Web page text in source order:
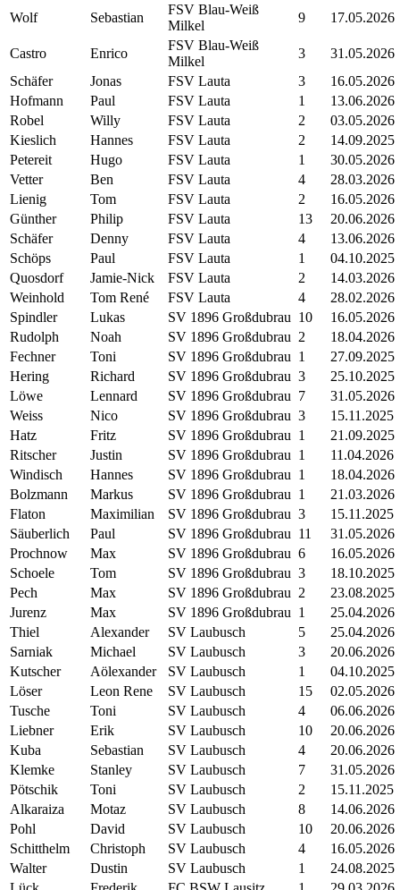
Wolf Sebastian
FSV Blau-Weiß
Milkel
9 17.05.2026
Castro Enrico
FSV Blau-Weiß
Milkel
3
31.05.2026
Schäfer
Jonas FSV Lauta 3
16.05.2026
Hofmann
Paul FSV Lauta 1
13.06.2026
Robel
Willy FSV Lauta 2
03.05.2026
Kieslich
Hannes FSV Lauta 2
14.09.2025
Petereit
Hugo FSV Lauta 1
30.05.2026
Vetter
Ben FSV Lauta 4
28.03.2026
Lienig
Tom FSV Lauta 2
16.05.2026
Günther
Philip FSV Lauta 13
20.06.2026
Schäfer
Denny FSV Lauta 4
13.06.2026
Schöps
Paul FSV Lauta 1
04.10.2025
Quosdorf
Jamie-Nick FSV Lauta 2
14.03.2026
Weinhold
Tom René FSV Lauta 4
28.02.2026
Spindler
Lukas SV 1896 Großdubrau 10
16.05.2026
Rudolph
Noah SV 1896 Großdubrau 2
18.04.2026
Fechner
Toni SV 1896 Großdubrau 1
27.09.2025
Hering
Richard SV 1896 Großdubrau 3
25.10.2025
Löwe
Lennard SV 1896 Großdubrau 7
31.05.2026
Weiss
Nico SV 1896 Großdubrau 3
15.11.2025
Hatz
Fritz SV 1896 Großdubrau 1
21.09.2025
Ritscher
Justin SV 1896 Großdubrau 1
11.04.2026
Windisch
Hannes SV 1896 Großdubrau 1
18.04.2026
Bolzmann
Markus SV 1896 Großdubrau 1
21.03.2026
Flaton
Maximilian SV 1896 Großdubrau 3
15.11.2025
Säuberlich
Paul SV 1896 Großdubrau 11
31.05.2026
Prochnow
Max SV 1896 Großdubrau 6
16.05.2026
Schoele
Tom SV 1896 Großdubrau 3
18.10.2025
Pech
Max SV 1896 Großdubrau 2
23.08.2025
Jurenz
Max SV 1896 Großdubrau 1
25.04.2026
Thiel
Alexander SV Laubusch 5
25.04.2026
Sarniak
Michael SV Laubusch 3
20.06.2026
Kutscher
Aölexander SV Laubusch 1
04.10.2025
Löser
Leon Rene SV Laubusch 15
02.05.2026
Tusche
Toni SV Laubusch 4
06.06.2026
Liebner
Erik SV Laubusch 10
20.06.2026
Kuba
Sebastian SV Laubusch 4
20.06.2026
Klemke
Stanley SV Laubusch 7
31.05.2026
Pötschik
Toni SV Laubusch 2
15.11.2025
Alkaraiza
Motaz SV Laubusch 8
14.06.2026
Pohl
David SV Laubusch 10
20.06.2026
Schitthelm
Christoph SV Laubusch 4
16.05.2026
Walter
Dustin SV Laubusch 1
24.08.2025